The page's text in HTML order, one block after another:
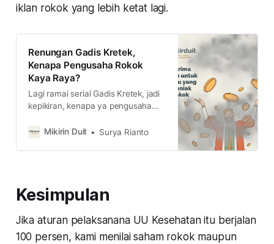
iklan rokok yang lebih ketat lagi.
Renungan Gadis Kretek,
Kenapa Pengusaha Rokok
Kaya Raya?
Lagi ramai serial Gadis Kretek, jadi
kepikiran, kenapa ya pengusaha
semua? kita ungkap faktanya di
Mikirin Duit Surya Rianto
Kesimpulan
Jika aturan pelaksanana UU Kesehatan itu berjalan
100 persen, kami menilai saham rokok maupun